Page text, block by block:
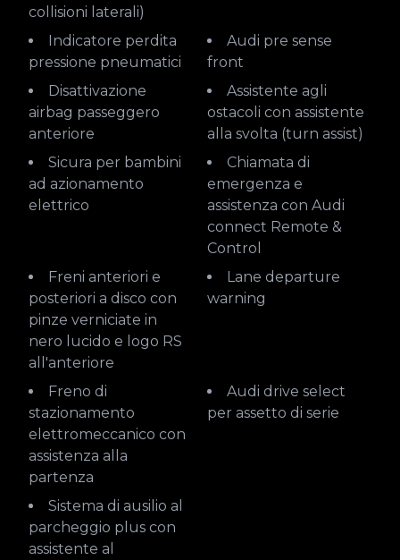
collisioni laterali)
Indicatore perdita
pressione pneumatici
Audi pre sense
front
Disattivazione
airbag passeggero
anteriore
Assistente agli
ostacoli con assistente
alla svolta (turn assist)
Sicura per bambini
ad azionamento
elettrico
Chiamata di
emergenza e
assistenza con Audi
connect Remote &
Control
Freni anteriori e
posteriori a disco con
pinze verniciate in
nero lucido e logo RS
all'anteriore
Lane departure
warning
Freno di
stazionamento
elettromeccanico con
assistenza alla
partenza
Audi drive select
per assetto di serie
Sistema di ausilio al
parcheggio plus con
assistente al